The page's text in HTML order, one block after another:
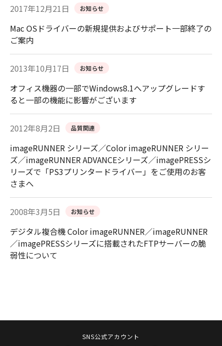
2017年12月21日 お知らせ
Mac OSドライバーの新規提供およびサポート一部終了の
ご案内
2013年10月17日 お知らせ
オフィス機器の一部でWindows8.1へアップグレードす
ると一部の機能に影響がございます
2012年8月2日 品質関連
imageRUNNER シリーズ／Color imageRUNNER シリー
ズ／imageRUNNER ADVANCEシリーズ／imagePRESSシ
リーズで「PS3プリンタードライバー」をご使用のお客
さまへ
2008年3月5日 お知らせ
デジタル複合機 Color imageRUNNER／imageRUNNER
／imagePRESSシリーズに搭載されたFTPサーバーの脆
弱性について
SNS公式アカウント